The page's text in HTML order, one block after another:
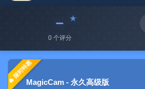
﹣
0 个评分
限时特惠
MagicCam - 永久高级版